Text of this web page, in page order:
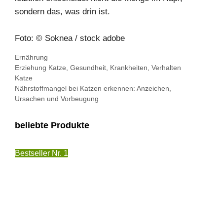
sondern das, was drin ist.
Foto: © Soknea / stock adobe
Kategorien
Ernährung
Schlagwörter
Erziehung Katze Gesundheit Krankheiten Verhalten
Katze
Nährstoffmangel bei Katzen erkennen: Anzeichen,
Ursachen und Vorbeugung
beliebte Produkte
Bestseller Nr. 1